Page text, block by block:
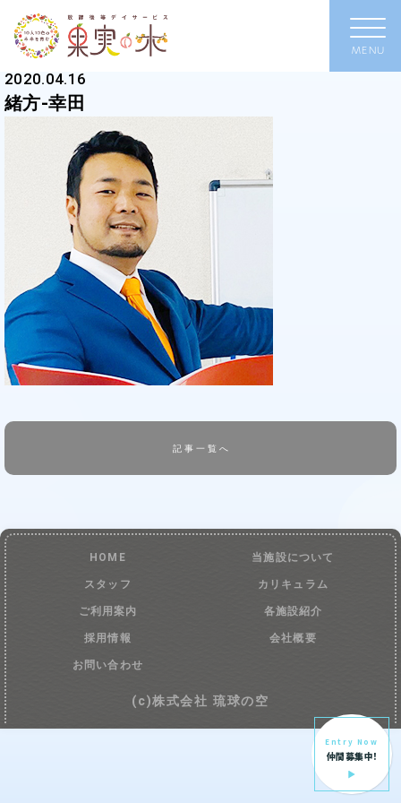
2020.04.16
緒方-幸田
記事一覧へ
Entry Now
仲間募集中!
HOME 当施設について
スタッフ カリキュラム
ご利用案内 各施設紹介
採用情報 会社概要
お問い合わせ
(c)株式会社 琉球の空